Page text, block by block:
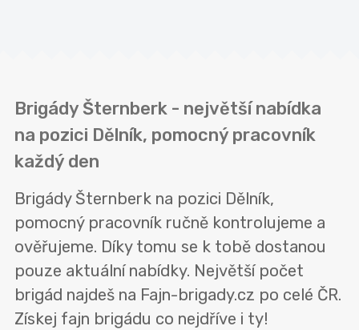
Brigády Šternberk - největší nabídka
na pozici Dělník, pomocný pracovník
každý den
Brigády Šternberk na pozici Dělník,
pomocný pracovník ručně kontrolujeme a
ověřujeme. Díky tomu se k tobě dostanou
pouze aktuální nabídky. Největší počet
brigád najdeš na Fajn-brigady.cz po celé ČR.
Získej fajn brigádu co nejdříve i ty!